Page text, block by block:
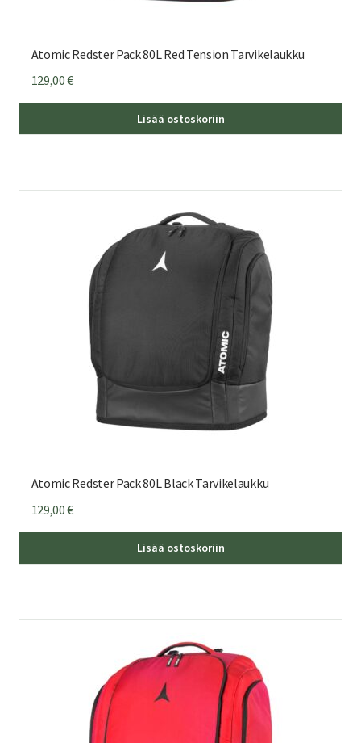
Atomic Redster Pack 80L Red Tension Tarvikelaukku
129,00€
Lisää ostoskoriin
Atomic Redster Pack 80L Black Tarvikelaukku
129,00€
Lisää ostoskoriin